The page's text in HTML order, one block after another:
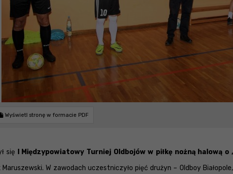
Wyświetl stronę w formacie PDF
się I Międzypowiatowy Turniej Oldbojów w piłkę nożną halową
W zawodach uczestniczyło pięć drużyn – Oldboy